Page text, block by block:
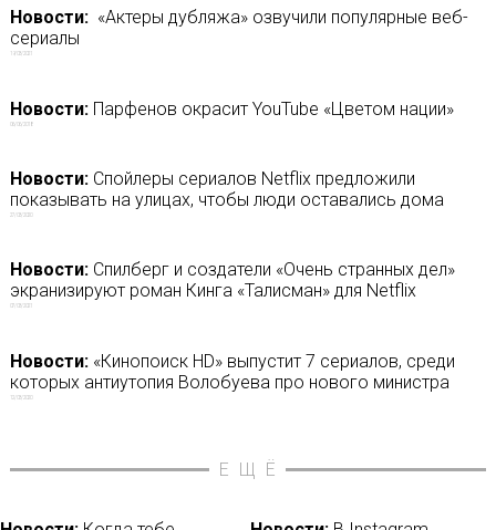
Новости:«Актеры дубляжа» озвучили популярные веб-
сериалы
19/03/2021
Новости:Парфенов окрасит YouTube «Цветом нации»
06/06/2018
Новости:Спойлеры сериалов Netflix предложили
показывать на улицах, чтобы люди оставались дома
27/03/2020
Новости:Спилберг и создатели «Очень странных дел»
экранизируют роман Кинга «Талисман» для Netflix
07/03/2021
Новости:«Кинопоиск HD» выпустит 7 сериалов, среди
которых антиутопия Волобуева про нового министра
12/03/2020
ЕЩЁ